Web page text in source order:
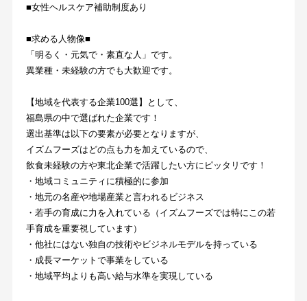
■女性ヘルスケア補助制度あり
■求める人物像■
「明るく・元気で・素直な人」です。
異業種・未経験の方でも大歓迎です。
【地域を代表する企業100選】として、
福島県の中で選ばれた企業です！
選出基準は以下の要素が必要となりますが、
イズムフーズはどの点も力を加えているので、
飲食未経験の方や東北企業で活躍したい方にピッタリです！
・地域コミュニティに積極的に参加
・地元の名産や地場産業と言われるビジネス
・若手の育成に力を入れている（イズムフーズでは特にこの若
手育成を重要視しています）
・他社にはない独自の技術やビジネルモデルを持っている
・成長マーケットで事業をしている
・地域平均よりも高い給与水準を実現している